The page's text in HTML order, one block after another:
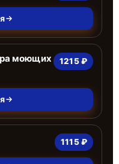
моющих
1215 ₽
1115 ₽